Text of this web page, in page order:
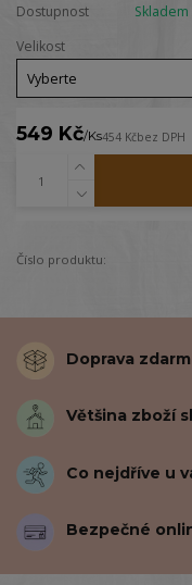
Dostupnost
Skladem
Velikost
549 Kč/Ks454 Kčbez DPH
Číslo produktu:
Doprava
Většina zboží
Co nejdříve u
Bezpečné